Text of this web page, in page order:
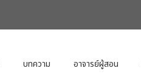
บทความ อาจารย์ผู้สอน